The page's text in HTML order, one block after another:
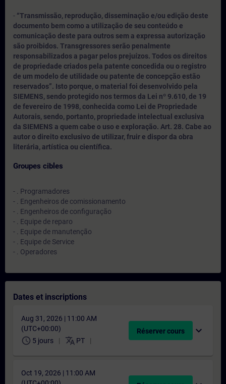
- “Transmissão, reprodução, disseminação e/ou edição deste
documento bem como a utilização de seu conteúdo e
comunicação deste para outros sem a expressa autorização
são proibidos. Transgressores serão penalmente
responsabilizados a pagar pelos prejuízos. Todos os direitos
de propriedade criados pela patente concedida ou o registro
de um modelo de utilidade ou patente de concepção estão
reservados”. Isto porque, o material foi desenvolvido pela
SIEMENS, sendo protegido nos termos da Lei nº 9.610, de 19
de fevereiro de 1998, conhecida como Lei de Propriedade
Autorais, sendo, portanto, propriedade intelectual exclusiva
da SIEMENS a quem cabe o uso e exploração. Art. 28. Cabe ao
autor o direito exclusivo de utilizar, fruir e dispor da obra
literária, artística ou científica.
Groupes cibles
- . Programadores
- . Engenheiros de comissionamento
- . Engenheiros de configuração
- . Equipe de reparo
- . Equipe de manutenção
- . Equipe de Service
- . Operadores
Dates et inscriptions
Aug 31, 2026 | 11:00 AM
(UTC+00:00)
schedule 5 jours translate PT
Réserver cours expand_more
Oct 19, 2026 | 11:00 AM